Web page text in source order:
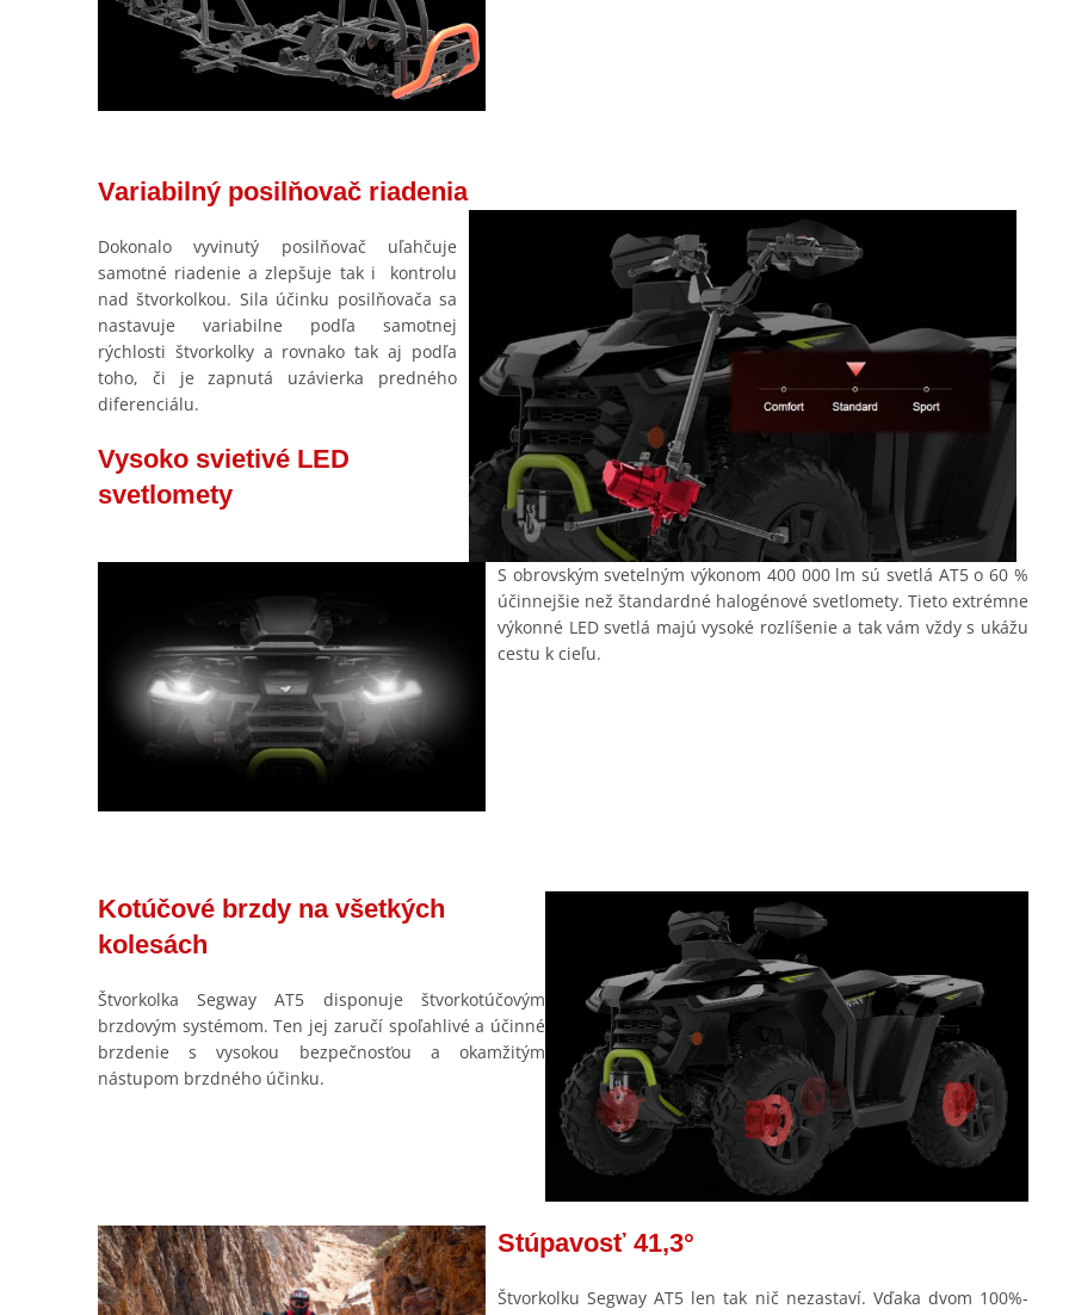
Variabilný posilňovač riadenia
Dokonalo vyvinutý posilňovač uľahčuje
samotné riadenie a zlepšuje tak i kontrolu
nad štvorkolkou. Sila účinku posilňovača sa
nastavuje variabilne podľa samotnej
rýchlosti štvorkolky a rovnako tak aj podľa
toho, či je zapnutá uzávierka predného
diferenciálu.
Vysoko svietivé LED
svetlomety
S obrovským svetelným výkonom 400 000 lm sú svetlá AT5 o 60 %
účinnejšie než štandardné halogénové svetlomety. Tieto extrémne
výkonné LED svetlá majú vysoké rozlíšenie a tak vám vždy s ukážu
cestu k cieľu.
Kotúčové brzdy na všetkých
kolesách
Štvorkolka Segway AT5 disponuje štvorkotúčovým
brzdovým systémom. Ten jej zaručí spoľahlivé a účinné
brzdenie s vysokou bezpečnosťou a okamžitým
nástupom brzdného účinku.
Stúpavosť 41,3°
Štvorkolku Segway AT5 len tak nič nezastaví. Vďaka dvom 100%-